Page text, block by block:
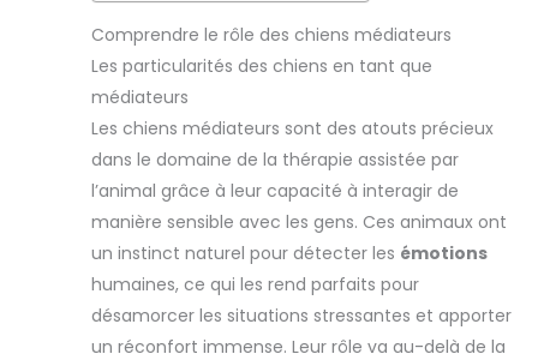
Comprendre le rôle des chiens médiateurs
Les particularités des chiens en tant que
médiateurs
Les chiens médiateurs sont des atouts précieux
dans le domaine de la thérapie assistée par
l’animal grâce à leur capacité à interagir de
manière sensible avec les gens. Ces animaux ont
un instinct naturel pour détecter les émotions
humaines, ce qui les rend parfaits pour
désamorcer les situations stressantes et apporter
un réconfort immense. Leur rôle va au-delà de la